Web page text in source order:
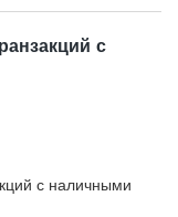
с
с наличными